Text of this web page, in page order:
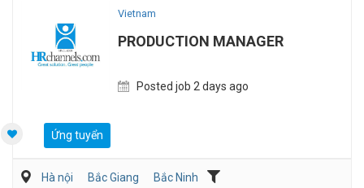
Vietnam
PRODUCTION MANAGER
Posted job 2 days ago
Ứng tuyển
Hà nội Bắc Giang
Bắc Ninh